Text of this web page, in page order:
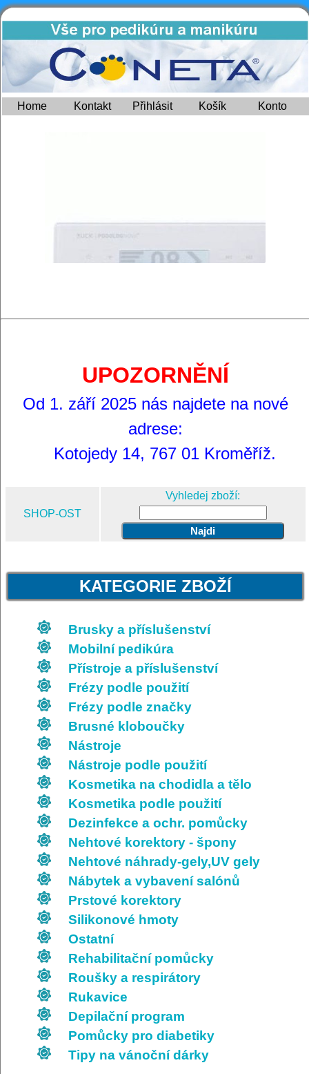
Home Kontakt Přihlásit Košík Konto
UPOZORNĚNÍ
Od 1. září 2025 nás najdete na nové
adrese:
Kotojedy 14, 767 01 Kroměříž.
SHOP-OST
Vyhledej zboží:
KATEGORIE ZBOŽÍ
Brusky a příslušenství
Mobilní pedikúra
Přístroje a příslušenství
Frézy podle použití
Frézy podle značky
Brusné kloboučky
Nástroje
Nástroje podle použití
Kosmetika na chodidla a tělo
Kosmetika podle použití
Dezinfekce a ochr. pomůcky
Nehtové korektory - špony
Nehtové náhrady-gely,UV gely
Nábytek a vybavení salónů
Prstové korektory
Silikonové hmoty
Ostatní
Rehabilitační pomůcky
Roušky a respirátory
Rukavice
Depilační program
Pomůcky pro diabetiky
Tipy na vánoční dárky